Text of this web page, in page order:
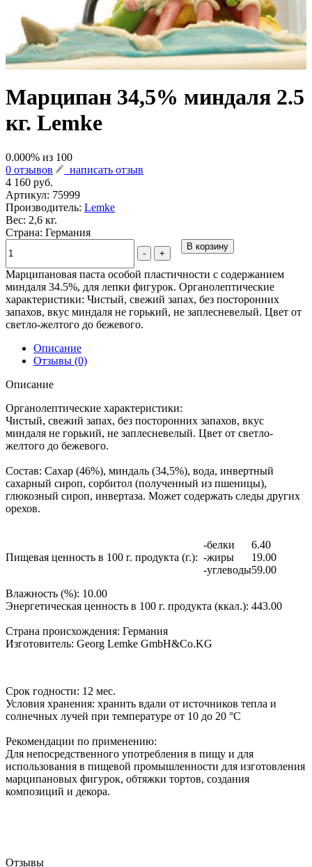
Марципан 34,5% миндаля 2.5
кг. Lemke
0.000% из 100
0 отзывов
написать отзыв
4 160 руб.
Артикул: 75999
Производитель: Lemke
Вес: 2,6 кг.
Страна: Германия
- +
В корзину
Марципановая паста особой пластичности с содержанием
миндаля 34.5%, для лепки фигурок. Органолептические
характеристики: Чистый, свежий запах, без посторонних
запахов, вкус миндаля не горький, не заплесневелый. Цвет от
светло-желтого до бежевого.
Описание
Отзывы (0)
Описание
Органолептические характеристики:
Чистый, свежий запах, без посторонних запахов, вкус
миндаля не горький, не заплесневелый. Цвет от светло-
желтого до бежевого.
Состав: Сахар (46%), миндаль (34,5%), вода, инвертный
сахарный сироп, сорбитол (полученный из пшеницы),
глюкозный сироп, инвертаза. Может содержать следы других
орехов.
Пищевая ценность в 100 г. продукта (г.):
-белки
6.40
-жиры
19.00
-углеводы59.00
Влажность (%): 10.00
Энергетическая ценность в 100 г. продукта (ккал.): 443.00
Страна происхождения: Германия
Изготовитель: Georg Lemke GmbH&Co.KG
Срок годности: 12 мес.
Условия хранения: хранить вдали от источников тепла и
солнечных лучей при температуре от 10 до 20 °C
Рекомендации по применению:
Для непосредственного употребления в пищу и для
использования в пищевой промышленности для изготовления
марципановых фигурок, обтяжки тортов, создания
композиций и декора.
Отзывы